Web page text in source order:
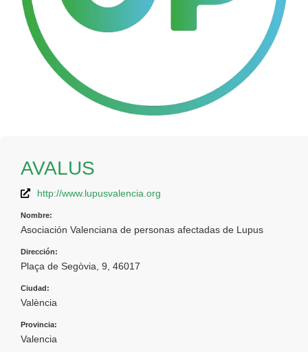
AVALUS
http://www.lupusvalencia.org
Nombre:
Asociación Valenciana de personas afectadas de Lupus
Dirección:
Plaça de Segòvia, 9, 46017
Ciudad:
València
Provincia:
Valencia